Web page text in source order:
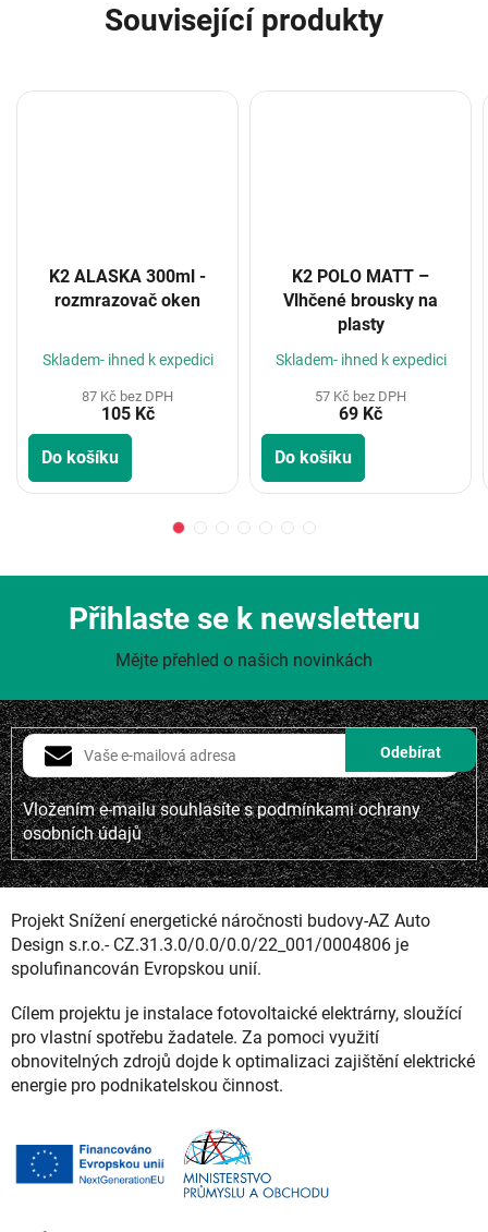
Související produkty
K2 ALASKA 300ml -
rozmrazovač oken
Skladem- ihned k expedici
87 Kč bez DPH
105 Kč
Do košíku
K2 POLO MATT –
Vlhčené brousky na
plasty
Skladem- ihned k expedici
57 Kč bez DPH
69 Kč
Do košíku
Vložením e-mailu souhlasíte spodmínkami ochrany
osobních údajů
Přihlaste se k newsletteru
Mějte přehled o našich novinkách
Projekt Snížení energetické náročnosti budovy-AZ Auto
Design s.r.o.- CZ.31.3.0/0.0/0.0/22_001/0004806 je
spolufinancován Evropskou unií.
Cílem projektu je instalace fotovoltaické elektrárny, sloužící
pro vlastní spotřebu žadatele. Za pomoci využití
obnovitelných zdrojů dojde k optimalizaci zajištění elektrické
energie pro podnikatelskou činnost.